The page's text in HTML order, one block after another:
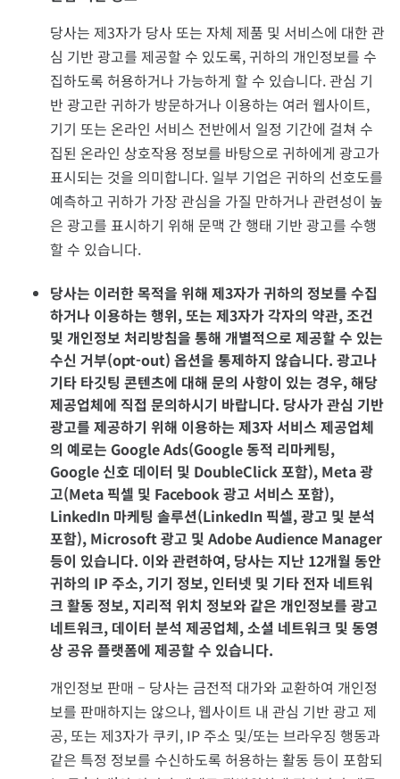
당사는 제3자가 당사 또는 자체 제품 및 서비스에 대한 관
심 기반 광고를 제공할 수 있도록, 귀하의 개인정보를 수
집하도록 허용하거나 가능하게 할 수 있습니다. 관심 기
반 광고란 귀하가 방문하거나 이용하는 여러 웹사이트,
기기 또는 온라인 서비스 전반에서 일정 기간에 걸쳐 수
집된 온라인 상호작용 정보를 바탕으로 귀하에게 광고가
표시되는 것을 의미합니다. 일부 기업은 귀하의 선호도를
예측하고 귀하가 가장 관심을 가질 만하거나 관련성이 높
은 광고를 표시하기 위해 문맥 간 행태 기반 광고를 수행
할 수 있습니다.
당사는 이러한 목적을 위해 제3자가 귀하의 정보를 수집
하거나 이용하는 행위, 또는 제3자가 각자의 약관, 조건
및 개인정보 처리방침을 통해 개별적으로 제공할 수 있는
수신 거부(opt-out) 옵션을 통제하지 않습니다. 광고나
기타 타깃팅 콘텐츠에 대해 문의 사항이 있는 경우, 해당
제공업체에 직접 문의하시기 바랍니다. 당사가 관심 기반
광고를 제공하기 위해 이용하는 제3자 서비스 제공업체
의 예로는 Google Ads(Google 동적 리마케팅,
Google 신호 데이터 및 DoubleClick 포함), Meta 광
고(Meta 픽셀 및 Facebook 광고 서비스 포함),
LinkedIn 마케팅 솔루션(LinkedIn 픽셀, 광고 및 분석
포함), Microsoft 광고 및 Adobe Audience Manager
등이 있습니다. 이와 관련하여, 당사는 지난 12개월 동안
귀하의 IP 주소, 기기 정보, 인터넷 및 기타 전자 네트워
크 활동 정보, 지리적 위치 정보와 같은 개인정보를 광고
네트워크, 데이터 분석 제공업체, 소셜 네트워크 및 동영
상 공유 플랫폼에 제공할 수 있습니다.
개인정보 판매 – 당사는 금전적 대가와 교환하여 개인정
보를 판매하지는 않으나, 웹사이트 내 관심 기반 광고 제
공, 또는 제3자가 쿠키, IP 주소 및/또는 브라우징 행동과
같은 특정 정보를 수신하도록 허용하는 활동 등이 포함되